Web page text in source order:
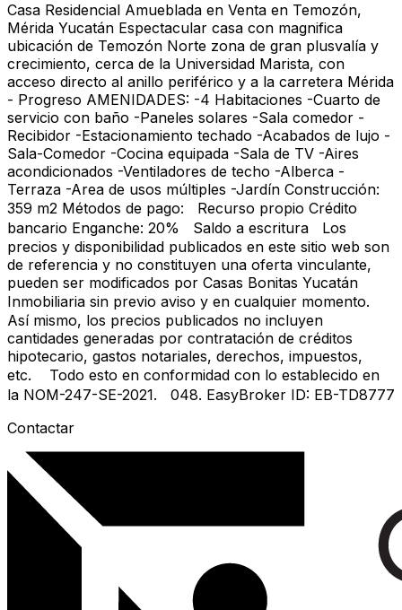
Casa Residencial Amueblada en Venta en Temozón,
Mérida Yucatán Espectacular casa con magnifica
ubicación de Temozón Norte zona de gran plusvalía y
crecimiento, cerca de la Universidad Marista, con
acceso directo al anillo periférico y a la carretera Mérida
- Progreso AMENIDADES: -4 Habitaciones -Cuarto de
servicio con baño -Paneles solares -Sala comedor -
Recibidor -Estacionamiento techado -Acabados de lujo -
Sala-Comedor -Cocina equipada -Sala de TV -Aires
acondicionados -Ventiladores de techo -Alberca -
Terraza -Area de usos múltiples -Jardín Construcción:
359 m2 Métodos de pago: Recurso propio Crédito
bancario Enganche: 20% Saldo a escritura Los
precios y disponibilidad publicados en este sitio web son
de referencia y no constituyen una oferta vinculante,
pueden ser modificados por Casas Bonitas Yucatán
Inmobiliaria sin previo aviso y en cualquier momento.
Así mismo, los precios publicados no incluyen
cantidades generadas por contratación de créditos
hipotecario, gastos notariales, derechos, impuestos,
etc. Todo esto en conformidad con lo establecido en
la NOM-247-SE-2021. 048. EasyBroker ID: EB-TD8777
Contactar